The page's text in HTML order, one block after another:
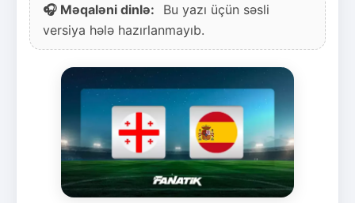
🎧 Məqaləni dinlə:
Bu yazı üçün səsli
versiya hələ hazırlanmayıb.